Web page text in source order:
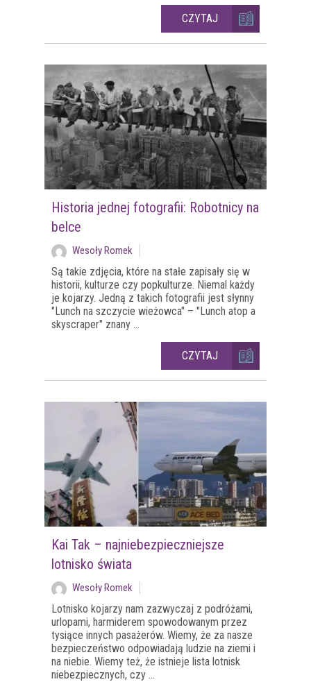
CZYTAJ
Historia jednej fotografii: Robotnicy na
belce
Wesoły Romek
Są takie zdjęcia, które na stałe zapisały się w
historii, kulturze czy popkulturze. Niemal każdy
je kojarzy. Jedną z takich fotografii jest słynny
"Lunch na szczycie wieżowca" – "Lunch atop a
skyscraper" znany ...
CZYTAJ
Kai Tak – najniebezpieczniejsze
lotnisko świata
Wesoły Romek
Lotnisko kojarzy nam zazwyczaj z podróżami,
urlopami, harmiderem spowodowanym przez
tysiące innych pasażerów. Wiemy, że za nasze
bezpieczeństwo odpowiadają ludzie na ziemi i
na niebie. Wiemy też, że istnieje lista lotnisk
niebezpiecznych, czy ...